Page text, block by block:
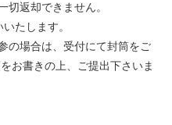
切返却できません。
たします。
の場合は、受付にて封筒をご
お書きの上、ご提出下さいま